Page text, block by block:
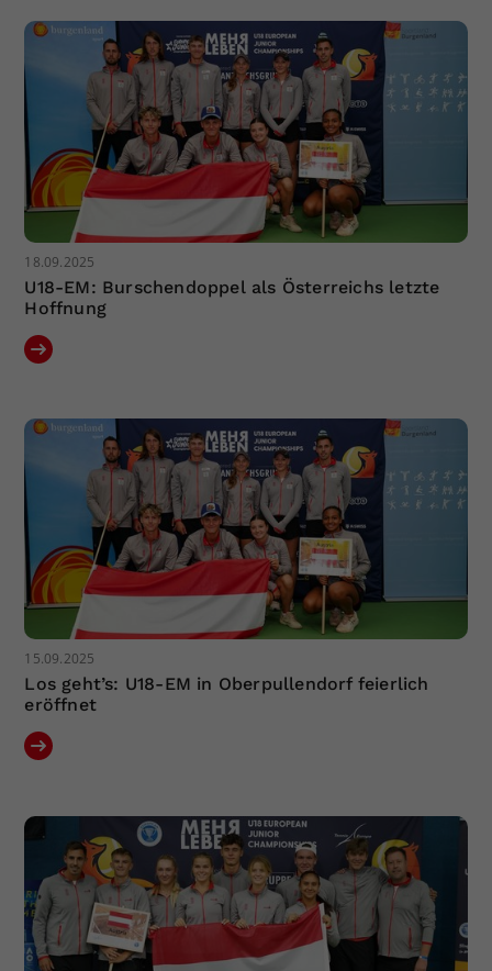
18.09.2025
U18-EM: Burschendoppel als Österreichs letzte
Hoffnung
15.09.2025
Los geht’s: U18-EM in Oberpullendorf feierlich
eröffnet
Zweck
Dieser Wert speichert Ihre Consent-
Einstellungen. Unter anderem eine
zufällig generierte ID, für die
historische Speicherung Ihrer
vorgenommen Einstellungen, falls der
Webseiten-Betreiber dies eingestellt
hat.